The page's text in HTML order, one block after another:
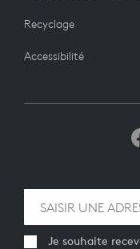
Recyclage
Accessibilité
Je souhaite